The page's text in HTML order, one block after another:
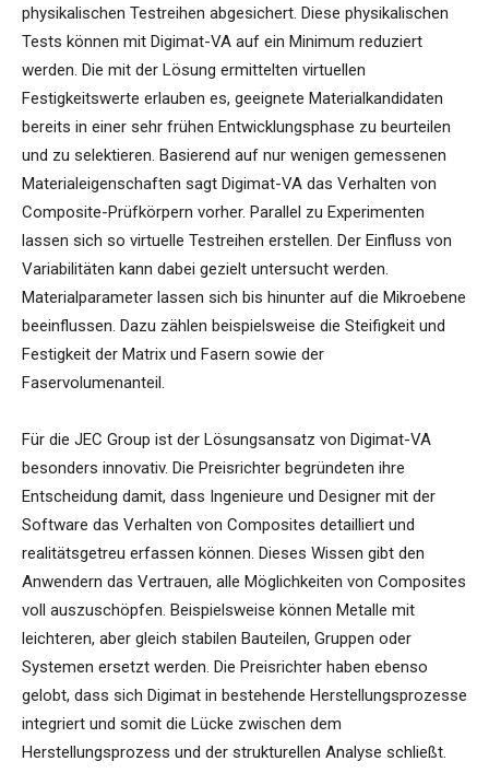
physikalischen Testreihen abgesichert. Diese physikalischen
Tests können mit Digimat-VA auf ein Minimum reduziert
werden. Die mit der Lösung ermittelten virtuellen
Festigkeitswerte erlauben es, geeignete Materialkandidaten
bereits in einer sehr frühen Entwicklungsphase zu beurteilen
und zu selektieren. Basierend auf nur wenigen gemessenen
Materialeigenschaften sagt Digimat-VA das Verhalten von
Composite-Prüfkörpern vorher. Parallel zu Experimenten
lassen sich so virtuelle Testreihen erstellen. Der Einfluss von
Variabilitäten kann dabei gezielt untersucht werden.
Materialparameter lassen sich bis hinunter auf die Mikroebene
beeinflussen. Dazu zählen beispielsweise die Steifigkeit und
Festigkeit der Matrix und Fasern sowie der
Faservolumenanteil.
Für die JEC Group ist der Lösungsansatz von Digimat-VA
besonders innovativ. Die Preisrichter begründeten ihre
Entscheidung damit, dass Ingenieure und Designer mit der
Software das Verhalten von Composites detailliert und
realitätsgetreu erfassen können. Dieses Wissen gibt den
Anwendern das Vertrauen, alle Möglichkeiten von Composites
voll auszuschöpfen. Beispielsweise können Metalle mit
leichteren, aber gleich stabilen Bauteilen, Gruppen oder
Systemen ersetzt werden. Die Preisrichter haben ebenso
gelobt, dass sich Digimat in bestehende Herstellungsprozesse
integriert und somit die Lücke zwischen dem
Herstellungsprozess und der strukturellen Analyse schließt.